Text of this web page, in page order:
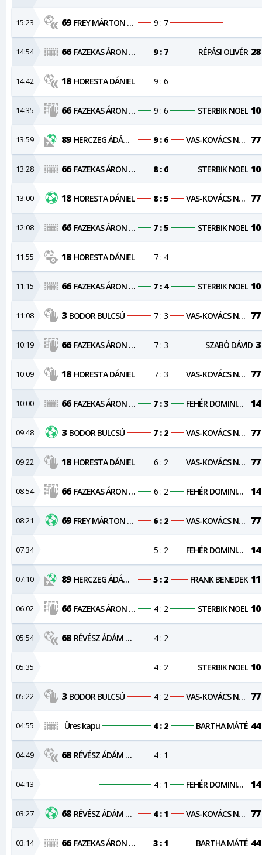
03:14 66 FAZEKAS ÁRON NÁNDOR 3 : 1 BARTHA MÁTÉ 44
03:27 68 RÉVÉSZ ÁDÁM VILMOS 4 : 1 VAS-KOVÁCS NORBERT 77
04:13 4 : 1 FEHÉR DOMINIK JÓZSEF 14
04:49 68 RÉVÉSZ ÁDÁM VILMOS 4 : 1
04:55 Üres kapu 4 : 2 BARTHA MÁTÉ 44
05:22 3 BODOR BULCSÚ 4 : 2 VAS-KOVÁCS NORBERT 77
05:35 4 : 2 STERBIK NOEL 10
05:54 68 RÉVÉSZ ÁDÁM VILMOS 4 : 2
06:02 66 FAZEKAS ÁRON NÁNDOR 4 : 2 STERBIK NOEL 10
07:10 89 HERCZEG ÁDÁM VIKTOR 5 : 2 FRANK BENEDEK 11
07:34 5 : 2 FEHÉR DOMINIK JÓZSEF 14
08:21 69 FREY MÁRTON SÁNDOR 6 : 2 VAS-KOVÁCS NORBERT 77
08:54 66 FAZEKAS ÁRON NÁNDOR 6 : 2 FEHÉR DOMINIK JÓZSEF 14
09:22 18 HORESTA DÁNIEL 6 : 2 VAS-KOVÁCS NORBERT 77
09:48 3 BODOR BULCSÚ 7 : 2 VAS-KOVÁCS NORBERT 77
10:00 66 FAZEKAS ÁRON NÁNDOR 7 : 3 FEHÉR DOMINIK JÓZSEF 14
10:09 18 HORESTA DÁNIEL 7 : 3 VAS-KOVÁCS NORBERT 77
10:19 66 FAZEKAS ÁRON NÁNDOR 7 : 3 SZABÓ DÁVID 3
11:08 3 BODOR BULCSÚ 7 : 3 VAS-KOVÁCS NORBERT 77
11:15 66 FAZEKAS ÁRON NÁNDOR 7 : 4 STERBIK NOEL 10
11:55 18 HORESTA DÁNIEL 7 : 4
12:08 66 FAZEKAS ÁRON NÁNDOR 7 : 5 STERBIK NOEL 10
13:00 18 HORESTA DÁNIEL 8 : 5 VAS-KOVÁCS NORBERT 77
13:28 66 FAZEKAS ÁRON NÁNDOR 8 : 6 STERBIK NOEL 10
13:59 89 HERCZEG ÁDÁM VIKTOR 9 : 6 VAS-KOVÁCS NORBERT 77
14:35 66 FAZEKAS ÁRON NÁNDOR 9 : 6 STERBIK NOEL 10
14:42 18 HORESTA DÁNIEL 9 : 6
14:54 66 FAZEKAS ÁRON NÁNDOR 9 : 7 RÉPÁSI OLIVÉR 28
15:23 69 FREY MÁRTON SÁNDOR 9 : 7